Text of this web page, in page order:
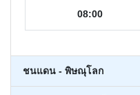
08:00
ชนแดน - พิษณุโลก